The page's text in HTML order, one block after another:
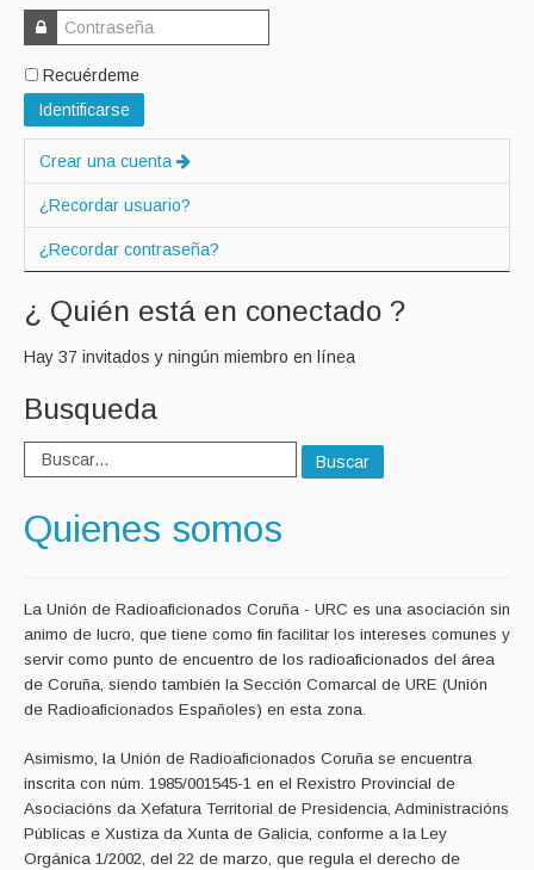
Recuérdeme
Identificarse
Crear una cuenta
¿Recordar usuario?
¿Recordar contraseña?
¿ Quién está en conectado ?
Hay 37 invitados y ningún miembro en línea
Busqueda
Buscar
Quienes somos
La Unión de Radioaficionados Coruña - URC es una asociación sin
animo de lucro, que tiene como fin facilitar los intereses comunes y
servir como punto de encuentro de los radioaficionados del área
de Coruña, siendo también la Sección Comarcal de URE (Unión
de Radioaficionados Españoles) en esta zona.
Asimismo, la Unión de Radioaficionados Coruña se encuentra
inscrita con núm. 1985/001545-1 en el Rexistro Provincial de
Asociacións da Xefatura Territorial de Presidencia, Administracións
Públicas e Xustiza da Xunta de Galicia, conforme a la Ley
Orgánica 1/2002, del 22 de marzo, que regula el derecho de